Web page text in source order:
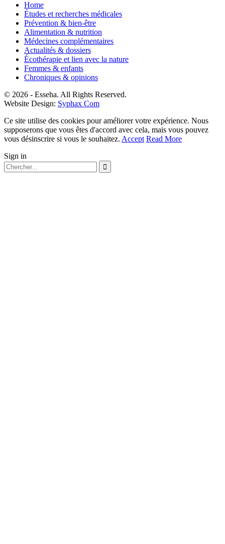
Home
Études et recherches médicales
Prévention & bien-être
Alimentation & nutrition
Médecines complémentaires
Actualités & dossiers
Écothérapie et lien avec la nature
Femmes & enfants
Chroniques & opinions
© 2026 - Esseha. All Rights Reserved.
Website Design: Syphax Com
Ce site utilise des cookies pour améliorer votre expérience. Nous
supposerons que vous êtes d'accord avec cela, mais vous pouvez
vous désinscrire si vous le souhaitez. Accept Read More
Sign in